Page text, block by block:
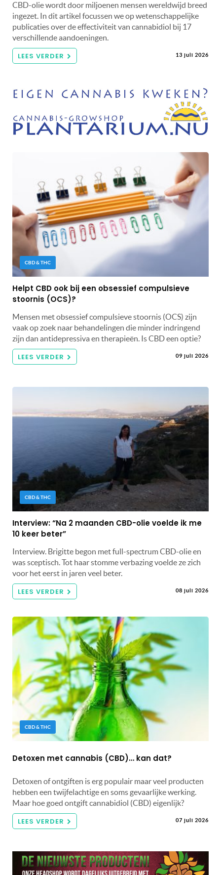
CBD-olie wordt door miljoenen mensen wereldwijd breed
ingezet. In dit artikel focussen we op wetenschappelijke
publicaties over de effectiviteit van cannabidiol bij 17
verschillende aandoeningen.
LEES VERDER 13 juli 2026
CBD & THC
Helpt CBD ook bij een obsessief compulsieve
stoornis (OCS)?
Mensen met obsessief compulsieve stoornis (OCS) zijn
vaak op zoek naar behandelingen die minder indringend
zijn dan antidepressiva en therapieën. Is CBD een optie?
LEES VERDER 09 juli 2026
CBD & THC
Interview: “Na 2 maanden CBD-olie voelde ik me
10 keer beter”
Interview. Brigitte begon met full-spectrum CBD-olie en
was sceptisch. Tot haar stomme verbazing voelde ze zich
voor het eerst in jaren veel beter.
LEES VERDER 08 juli 2026
CBD & THC
Detoxen met cannabis (CBD)… kan dat?
Detoxen of ontgiften is erg populair maar veel producten
hebben een twijfelachtige en soms gevaarlijke werking.
Maar hoe goed ontgift cannabidiol (CBD) eigenlijk?
LEES VERDER 07 juli 2026